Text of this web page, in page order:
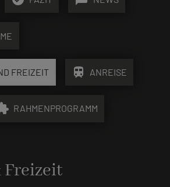
FREIZEIT train ANREISE
RAHMENPROGRAMM
Freizeit